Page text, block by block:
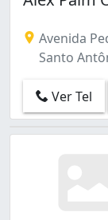
Avenida
Santo
Ver Tel